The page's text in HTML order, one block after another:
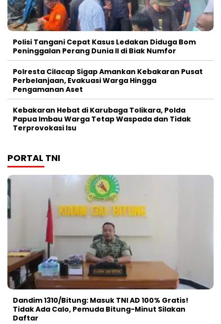
Polisi Tangani Cepat Kasus Ledakan Diduga Bom
Peninggalan Perang Dunia II di Biak Numfor
Polresta Cilacap Sigap Amankan Kebakaran Pusat
Perbelanjaan, Evakuasi Warga Hingga
Pengamanan Aset
Kebakaran Hebat di Karubaga Tolikara, Polda
Papua Imbau Warga Tetap Waspada dan Tidak
Terprovokasi Isu
PORTAL TNI
Dandim 1310/Bitung: Masuk TNI AD 100% Gratis!
Tidak Ada Calo, Pemuda Bitung-Minut Silakan
Daftar